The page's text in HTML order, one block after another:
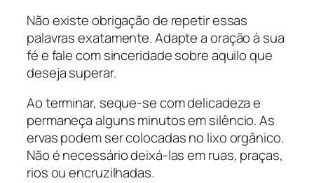
Não existe obrigação de repetir essas
palavras exatamente. Adapte a oração à sua
fé e fale com sinceridade sobre aquilo que
deseja superar.
Ao terminar, seque-se com delicadeza e
permaneça alguns minutos em silêncio. As
ervas podem ser colocadas no lixo orgânico.
Não é necessário deixá-las em ruas, praças,
rios ou encruzilhadas.